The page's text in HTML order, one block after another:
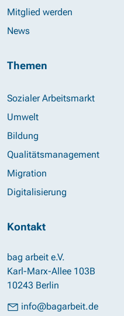
Mitglied werden
News
Themen
Sozialer Arbeitsmarkt
Umwelt
Bildung
Qualitätsmanagement
Migration
Digitalisierung
Kontakt
bag arbeit e.V.
Karl-Marx-Allee 103B
10243 Berlin
info@bagarbeit.de